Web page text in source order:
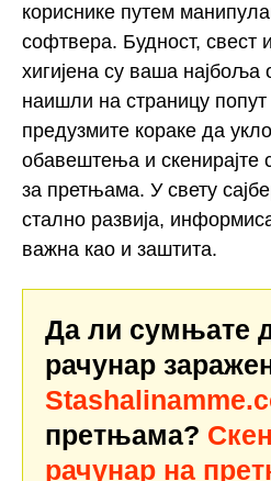
кориснике путем
софтвера. Будност, свест
хигијена су ваша најбоља
наишли на страницу
предузмите кораке да
обавештења и скенирајте
за претњама. У свету
стално развија,
важна као и заштита.
Да ли сумњате
рачунар
претњама?
рачунар на